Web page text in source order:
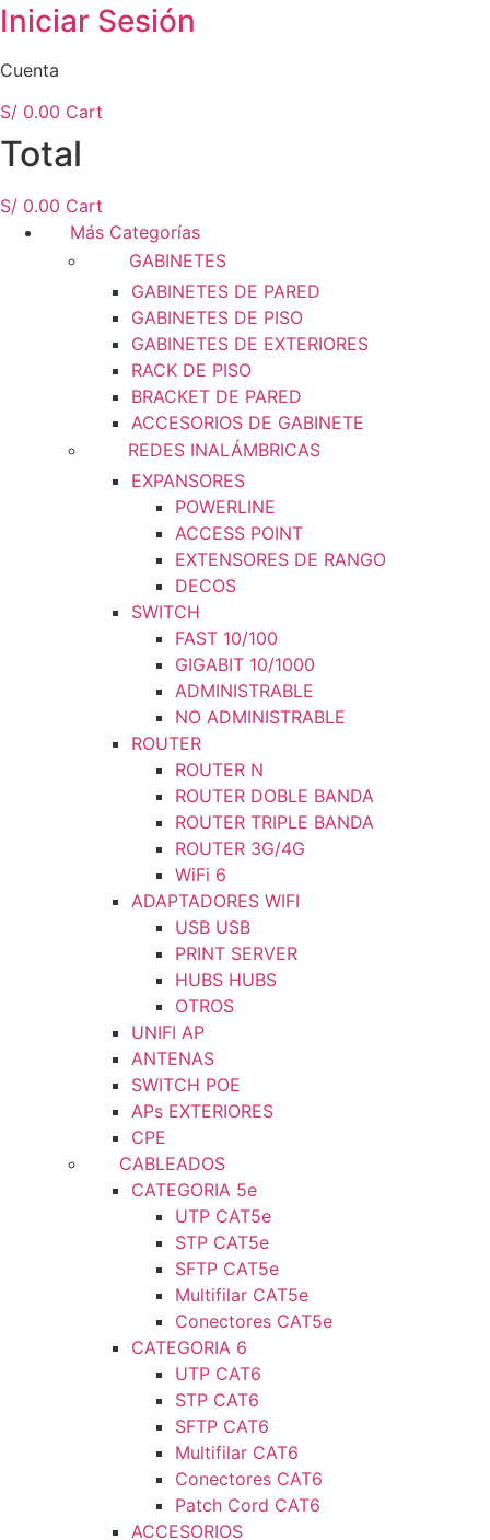
Iniciar Sesión
Cuenta
S/ 0.00 Cart
Total
S/ 0.00 Cart
Más Categorías
GABINETES
GABINETES DE PARED
GABINETES DE PISO
GABINETES DE EXTERIORES
RACK DE PISO
BRACKET DE PARED
ACCESORIOS DE GABINETE
REDES INALÁMBRICAS
EXPANSORES
POWERLINE
ACCESS POINT
EXTENSORES DE RANGO
DECOS
SWITCH
FAST 10/100
GIGABIT 10/1000
ADMINISTRABLE
NO ADMINISTRABLE
ROUTER
ROUTER N
ROUTER DOBLE BANDA
ROUTER TRIPLE BANDA
ROUTER 3G/4G
WiFi 6
ADAPTADORES WIFI
USB USB
PRINT SERVER
HUBS HUBS
OTROS
UNIFI AP
ANTENAS
SWITCH POE
APs EXTERIORES
CPE
CABLEADOS
CATEGORIA 5e
UTP CAT5e
STP CAT5e
SFTP CAT5e
Multifilar CAT5e
Conectores CAT5e
CATEGORIA 6
UTP CAT6
STP CAT6
SFTP CAT6
Multifilar CAT6
Conectores CAT6
Patch Cord CAT6
ACCESORIOS